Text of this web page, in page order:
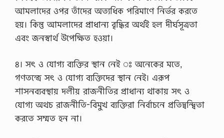
আমলাদের ওপর তাঁদের অত্যধিক পরিমাণে নির্ভর করতে
হয়। কিন্তু আমলাদের প্রাধান্য বৃদ্ধির অর্থই হল দীর্ঘসূত্রতা
এবং জনস্বার্থ উপেক্ষিত হওয়া।
৪। সৎ ও যোগ্য ব্যক্তির স্থান নেই ঃ অনেকের মতে,
গণতন্ত্রে সৎ ও যোগ্য ব্যক্তিদের স্থান নেই। এরূপ
শাসনব্যবস্থায় দলীয় রাজনীতির প্রাধান্য থাকায় সৎ ও
যোগ্য অথচ রাজনীতি-বিমুখ ব্যক্তিরা নির্বাচনে প্রতিদ্বন্দ্বিতা
করতে সম্মত হন না।